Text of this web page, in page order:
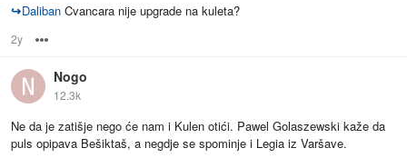
↪Daliban Cvancara nije upgrade na kuleta?
2y
Nogo
12.3k
Ne da je zatišje nego će nam i Kulen otići. Pawel Golaszewski kaže da
puls opipava Bešiktaš, a negdje se spominje i Legia iz Varšave.